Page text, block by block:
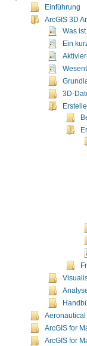
Einführung
ArcGIS 3D
Was ist
Ein
3D-
Aeronautical
ArcGIS for
ArcGIS for